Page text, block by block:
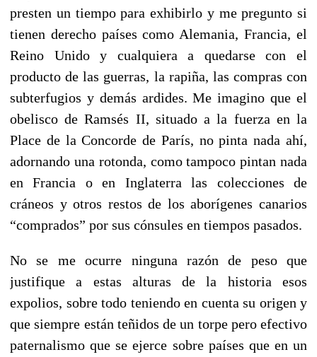
presten un tiempo para exhibirlo y me pregunto si
tienen derecho países como Alemania, Francia, el
Reino Unido y cualquiera a quedarse con el
producto de las guerras, la rapiña, las compras con
subterfugios y demás ardides. Me imagino que el
obelisco de Ramsés II, situado a la fuerza en la
Place de la Concorde de París, no pinta nada ahí,
adornando una rotonda, como tampoco pintan nada
en Francia o en Inglaterra las colecciones de
cráneos y otros restos de los aborígenes canarios
“comprados” por sus cónsules en tiempos pasados.
No se me ocurre ninguna razón de peso que
justifique a estas alturas de la historia esos
expolios, sobre todo teniendo en cuenta su origen y
que siempre están teñidos de un torpe pero efectivo
paternalismo que se ejerce sobre países que en un